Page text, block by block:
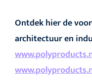
Ontdek hier de
architectuur en